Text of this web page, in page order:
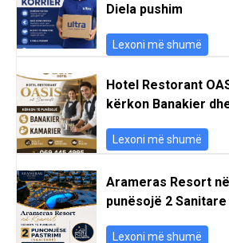
Diela pushim
Lexoni më shumë
Hotel Restorant
kërkon Banakier
Lexoni më shumë
Arameras Resort
punësojë 2
Lexoni më shumë